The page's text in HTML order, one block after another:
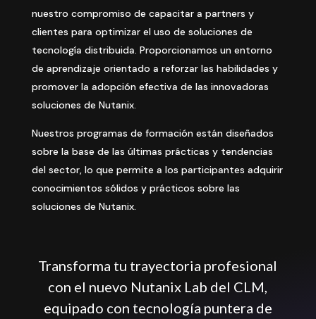
nuestro compromiso de capacitar a partners y
clientes para optimizar el uso de soluciones de
tecnología distribuida. Proporcionamos un entorno
de aprendizaje orientado a reforzar las habilidades y
promover la adopción efectiva de las innovadoras
soluciones de Nutanix.
Nuestros programas de formación están diseñados
sobre la base de las últimas prácticas y tendencias
del sector, lo que permite a los participantes adquirir
conocimientos sólidos y prácticos sobre las
soluciones de Nutanix.
Transforma tu trayectoria profesional
con el nuevo Nutanix Lab del CLM,
equipado con tecnología puntera de